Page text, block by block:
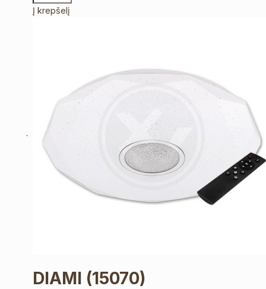
Į krepšelį
DIAMI (15070)